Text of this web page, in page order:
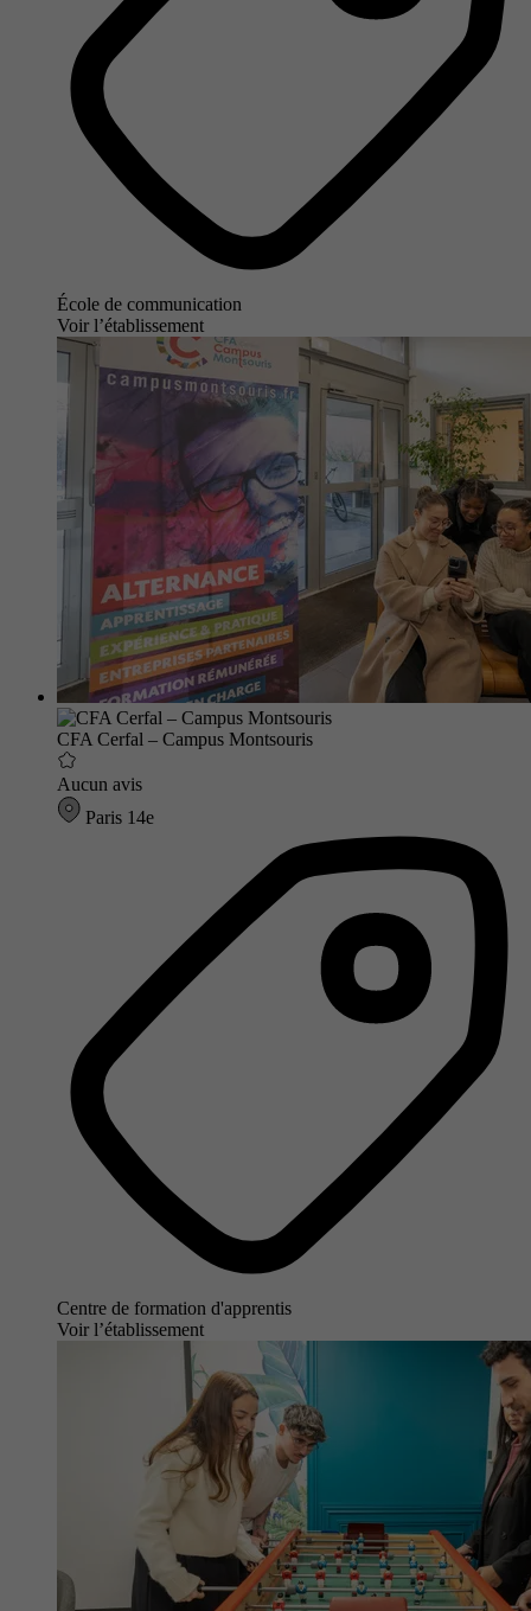
École de communication
Voir l’établissement
CFA Cerfal – Campus Montsouris
Aucun avis
Paris 14e
Centre de formation d'apprentis
Voir l’établissement